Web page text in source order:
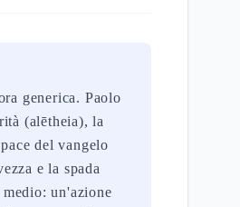
generica. Paolo
(alētheia), la
del vangelo
e la spada
un'azione